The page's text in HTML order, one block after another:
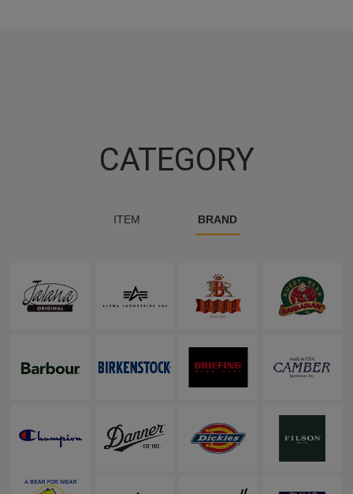
CATEGORY
ITEM BRAND